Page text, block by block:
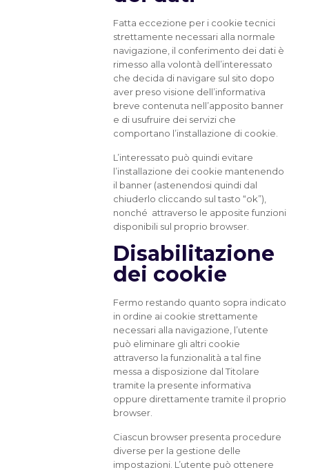
Fatta eccezione per i cookie tecnici
strettamente necessari alla normale
navigazione, il conferimento dei dati è
rimesso alla volontà dell’interessato
che decida di navigare sul sito dopo
aver preso visione dell’informativa
breve contenuta nell’apposito banner
e di usufruire dei servizi che
comportano l’installazione di cookie.
L’interessato può quindi evitare
l’installazione dei cookie mantenendo
il banner (astenendosi quindi dal
chiuderlo cliccando sul tasto “ok”),
nonché attraverso le apposite funzioni
disponibili sul proprio browser.
Disabilitazione
dei cookie
Fermo restando quanto sopra indicato
in ordine ai cookie strettamente
necessari alla navigazione, l’utente
può eliminare gli altri cookie
attraverso la funzionalità a tal fine
messa a disposizione dal Titolare
tramite la presente informativa
oppure direttamente tramite il proprio
browser.
Ciascun browser presenta procedure
diverse per la gestione delle
impostazioni. L’utente può ottenere